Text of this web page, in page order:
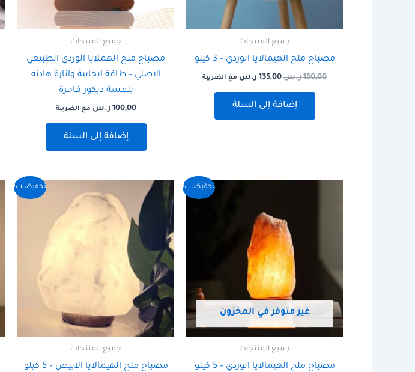
جميع المنتجات
مصباح ملح الهيمالايا الوردي – 3 كيلو
150,00 ر.س 135,00 ر.س مع الضريبة
إضافة إلى السلة
جميع المنتجات
مصباح ملح الهملايا الوردي الطبيعي
الاصلي – طاقة ايجابية وانارة هادئه
بلمسة ديكور فاخرة
100,00 ر.س مع الضريبة
إضافة إلى السلة
تخفيضات!
غير متوفر في المخزون
جميع المنتجات
مصباح ملح الهيمالايا الوردي – 5 كيلو
215,00 ر.س.
تخفيضات!
جميع المنتجات
مصباح ملح الهيمالايا الابيض – 5 كيلو
الأصلي
هو:
225,00 ر.س.
السعر
هو:
200,00 ر.س.